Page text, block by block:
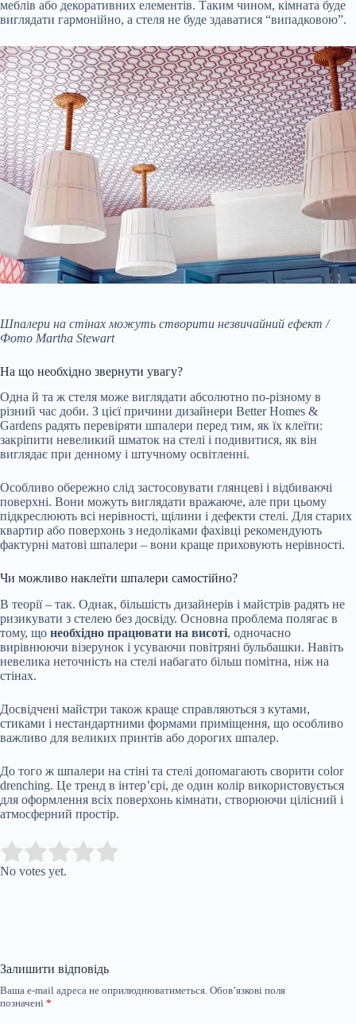
меблів або декоративних елементів. Таким чином, кімната буде
виглядати гармонійно, а стеля не буде здаватися “випадковою”.
Шпалери на стінах можуть створити незвичайний ефект /
Фото Martha Stewart
На що необхідно звернути увагу?
Одна й та ж стеля може виглядати абсолютно по-різному в
різний час доби. З цієї причини дизайнери Better Homes &
Gardens радять перевіряти шпалери перед тим, як їх клеїти:
закріпити невеликий шматок на стелі і подивитися, як він
виглядає при денному і штучному освітленні.
Особливо обережно слід застосовувати глянцеві і відбиваючі
поверхні. Вони можуть виглядати вражаюче, але при цьому
підкреслюють всі нерівності, щілини і дефекти стелі. Для старих
квартир або поверхонь з недоліками фахівці рекомендують
фактурні матові шпалери – вони краще приховують нерівності.
Чи можливо наклеїти шпалери самостійно?
В теорії – так. Однак, більшість дизайнерів і майстрів радять не
ризикувати з стелею без досвіду. Основна проблема полягає в
тому, що необхідно працювати на висоті, одночасно
вирівнюючи візерунок і усуваючи повітряні бульбашки. Навіть
невелика неточність на стелі набагато більш помітна, ніж на
стінах.
Досвідчені майстри також краще справляються з кутами,
стиками і нестандартними формами приміщення, що особливо
важливо для великих принтів або дорогих шпалер.
До того ж шпалери на стіні та стелі допомагають сворити color
drenching. Це тренд в інтер’єрі, де один колір використовується
для оформлення всіх поверхонь кімнати, створюючи цілісний і
атмосферний простір.
Rate this item:
No votes yet.
Залишити відповідь
Ваша e-mail адреса не оприлюднюватиметься. Обов’язкові поля
позначені *